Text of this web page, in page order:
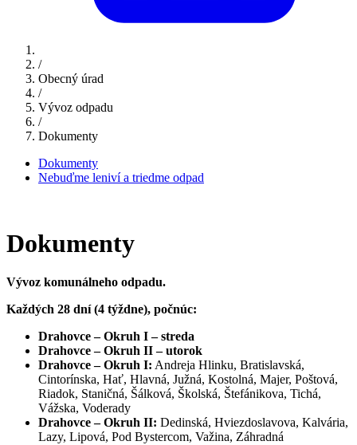
/
Obecný úrad
/
Vývoz odpadu
/
Dokumenty
Dokumenty
Nebuďme leniví a triedme odpad
Dokumenty
Vývoz komunálneho odpadu.
Každých 28 dní (4 týždne), počnúc:
Drahovce – Okruh I – streda
Drahovce – Okruh II – utorok
Drahovce – Okruh I: Andreja Hlinku, Bratislavská,
Cintorínska, Hať, Hlavná, Južná, Kostolná, Majer, Poštová,
Riadok, Staničná, Šálková, Školská, Štefánikova, Tichá,
Vážska, Voderady
Drahovce – Okruh II: Dedinská, Hviezdoslavova, Kalvária,
Lazy, Lipová, Pod Bystercom, Važina, Záhradná